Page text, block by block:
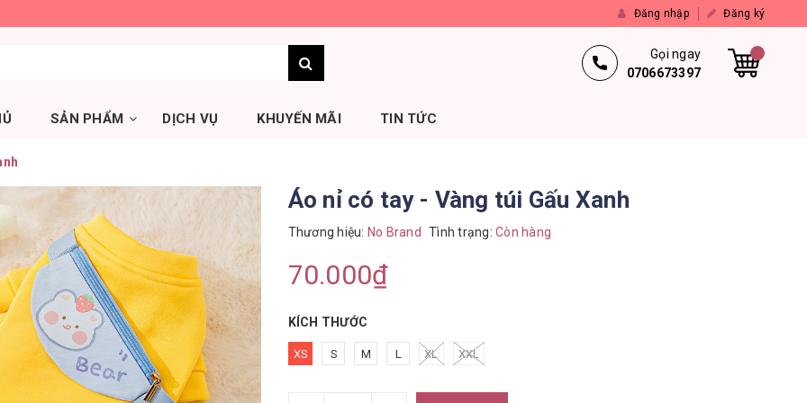
Đăng nhập Đăng ký
Gọi ngay
0706673397
SẢN PHẨM DỊCH VỤ KHUYẾN MÃI TIN TỨC
Áo nỉ có tay - Vàng túi Gấu Xanh
Thương hiệu: No Brand Tình trạng: Còn hàng
70.000₫
KÍCH THƯỚC
XS S M L XL XXL